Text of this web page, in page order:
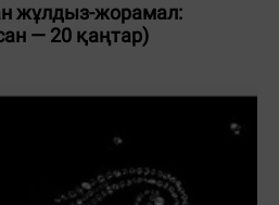
жұлдыз-жорамал:
— 20 қаңтар)